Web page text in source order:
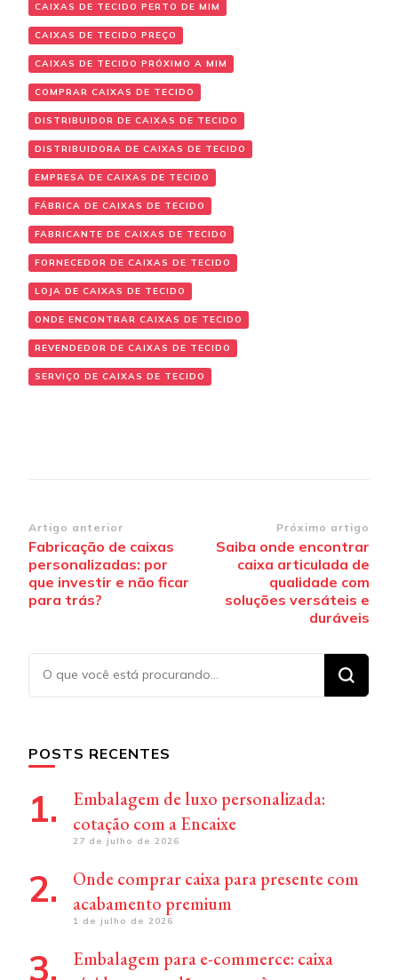
CAIXAS DE TECIDO PERTO DE MIM
CAIXAS DE TECIDO PREÇO
CAIXAS DE TECIDO PRÓXIMO A MIM
COMPRAR CAIXAS DE TECIDO
DISTRIBUIDOR DE CAIXAS DE TECIDO
DISTRIBUIDORA DE CAIXAS DE TECIDO
EMPRESA DE CAIXAS DE TECIDO
FÁBRICA DE CAIXAS DE TECIDO
FABRICANTE DE CAIXAS DE TECIDO
FORNECEDOR DE CAIXAS DE TECIDO
LOJA DE CAIXAS DE TECIDO
ONDE ENCONTRAR CAIXAS DE TECIDO
REVENDEDOR DE CAIXAS DE TECIDO
SERVIÇO DE CAIXAS DE TECIDO
Navegação
de
post
Artigo anterior
Fabricação de caixas
personalizadas: por
que investir e não ficar
para trás?
Próximo artigo
Saiba onde encontrar
caixa articulada de
qualidade com
soluções versáteis e
duráveis
Procurando
algo?
POSTS RECENTES
Embalagem de luxo personalizada:
cotação com a Encaixe
27 de julho de 2026
Onde comprar caixa para presente com
acabamento premium
1 de julho de 2026
Embalagem para e-commerce: caixa